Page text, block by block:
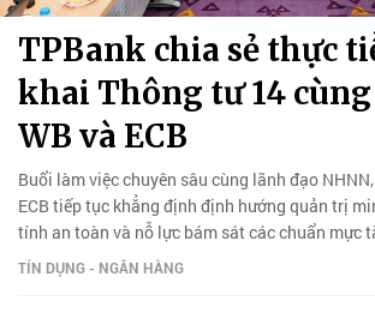
TPBank chia sẻ thực
khai Thông tư 14 cùng
WB và ECB
Buổi làm việc chuyên sâu cùng lãnh đạo
ECB tiếp tục khẳng định định hướng quản trị
tính an toàn và nỗ lực bám sát các chuẩn mực
của TPBank.
TÍN DỤNG - NGÂN HÀNG